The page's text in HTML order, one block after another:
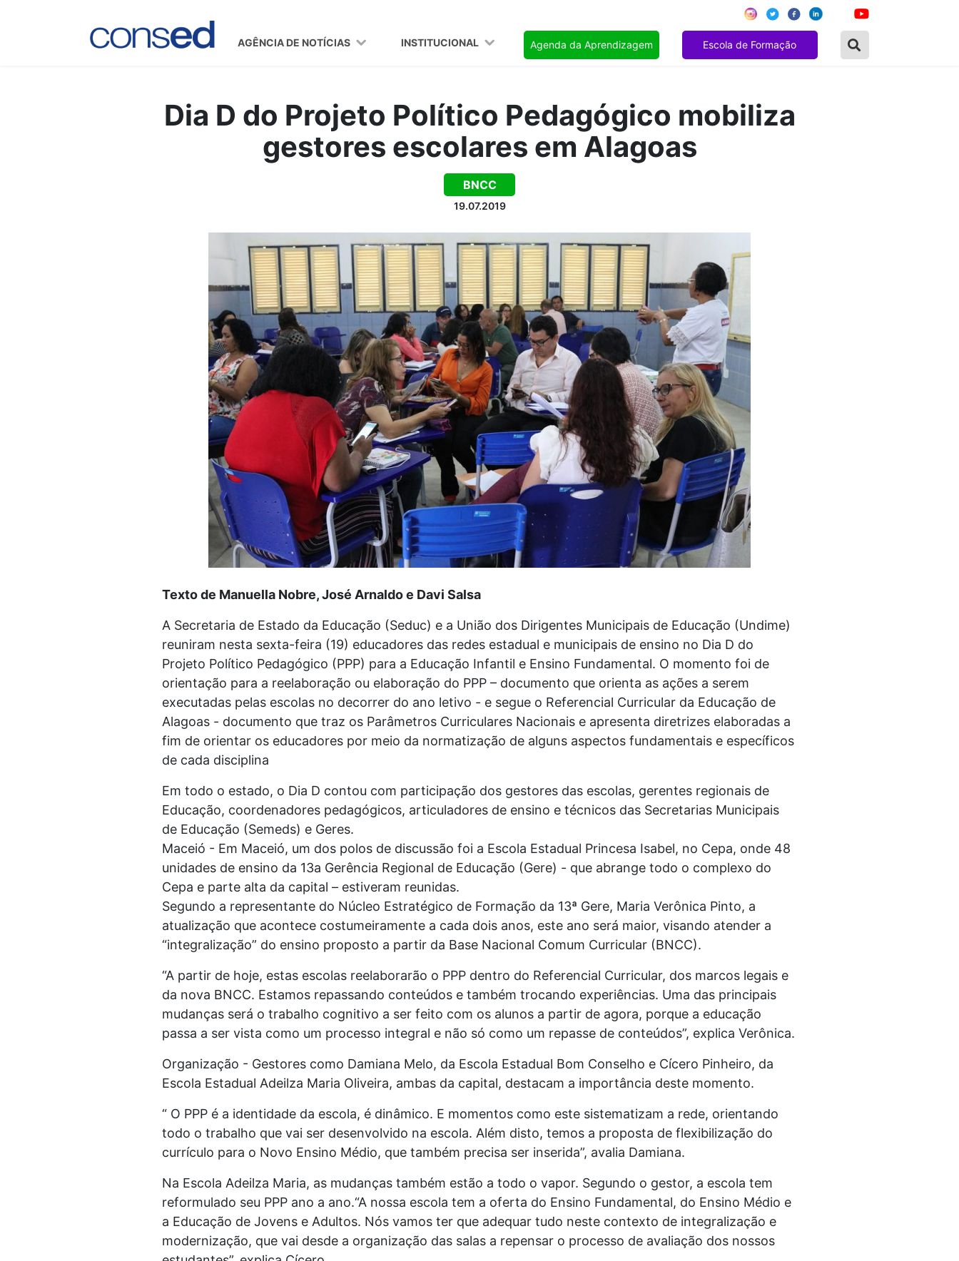
AGÊNCIA DE NOTÍCIAS INSTITUCIONAL Agenda da Aprendizagem Escola de Formação
Dia D do Projeto Político Pedagógico mobiliza
gestores escolares em Alagoas
BNCC
19.07.2019
Texto de Manuella Nobre, José Arnaldo e Davi Salsa
A Secretaria de Estado da Educação (Seduc) e a União dos Dirigentes Municipais de Educação (Undime)
reuniram nesta sexta-feira (19) educadores das redes estadual e municipais de ensino no Dia D do
Projeto Político Pedagógico (PPP) para a Educação Infantil e Ensino Fundamental. O momento foi de
orientação para a reelaboração ou elaboração do PPP – documento que orienta as ações a serem
executadas pelas escolas no decorrer do ano letivo - e segue o Referencial Curricular da Educação de
Alagoas - documento que traz os Parâmetros Curriculares Nacionais e apresenta diretrizes elaboradas a
fim de orientar os educadores por meio da normatização de alguns aspectos fundamentais e específicos
de cada disciplina
Em todo o estado, o Dia D contou com participação dos gestores das escolas, gerentes regionais de
Educação, coordenadores pedagógicos, articuladores de ensino e técnicos das Secretarias Municipais
de Educação (Semeds) e Geres.
Maceió - Em Maceió, um dos polos de discussão foi a Escola Estadual Princesa Isabel, no Cepa, onde 48
unidades de ensino da 13a Gerência Regional de Educação (Gere) - que abrange todo o complexo do
Cepa e parte alta da capital – estiveram reunidas.
Segundo a representante do Núcleo Estratégico de Formação da 13ª Gere, Maria Verônica Pinto, a
atualização que acontece costumeiramente a cada dois anos, este ano será maior, visando atender a
“integralização” do ensino proposto a partir da Base Nacional Comum Curricular (BNCC).
“A partir de hoje, estas escolas reelaborarão o PPP dentro do Referencial Curricular, dos marcos legais e
da nova BNCC. Estamos repassando conteúdos e também trocando experiências. Uma das principais
mudanças será o trabalho cognitivo a ser feito com os alunos a partir de agora, porque a educação
passa a ser vista como um processo integral e não só como um repasse de conteúdos”, explica Verônica.
Organização - Gestores como Damiana Melo, da Escola Estadual Bom Conselho e Cícero Pinheiro, da
Escola Estadual Adeilza Maria Oliveira, ambas da capital, destacam a importância deste momento.
“ O PPP é a identidade da escola, é dinâmico. E momentos como este sistematizam a rede, orientando
todo o trabalho que vai ser desenvolvido na escola. Além disto, temos a proposta de flexibilização do
currículo para o Novo Ensino Médio, que também precisa ser inserida”, avalia Damiana.
Na Escola Adeilza Maria, as mudanças também estão a todo o vapor. Segundo o gestor, a escola tem
reformulado seu PPP ano a ano.“A nossa escola tem a oferta do Ensino Fundamental, do Ensino Médio e
a Educação de Jovens e Adultos. Nós vamos ter que adequar tudo neste contexto de integralização e
modernização, que vai desde a organização das salas a repensar o processo de avaliação dos nossos